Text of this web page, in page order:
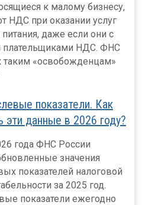
к малому бизнесу,
НДС при оказании услуг
даже если они с
плательщиками НДС. ФНС
таким «освобожденцам»
показатели. Как
эти данные в 2026 году?
года ФНС России
значения
показателей налоговой
за 2025 год.
показатели ежегодно